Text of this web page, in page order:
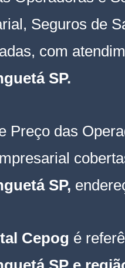
Seguros de
com
SP.
Preço das
SP,
Cepog é